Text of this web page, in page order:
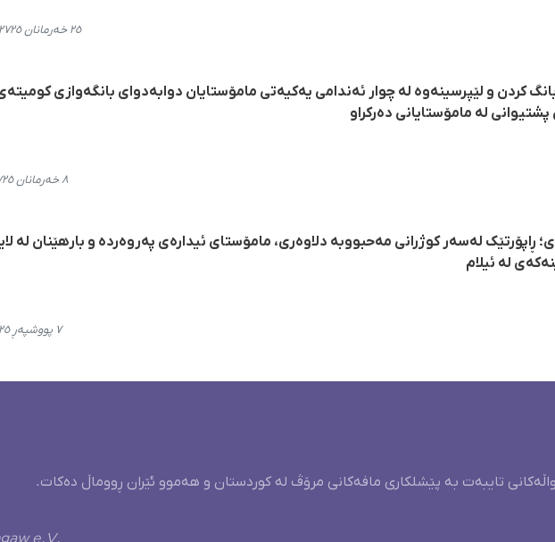
٢٥ خەرمانان ٢٧٢٥، ٢٢:٣٨
کردن و لێپرسینەوە لە چوار ئەندامی یەکیەتی مامۆستایان دوابەدوای بانگەوازی
لە مامۆستایانی دەرکراو
٨ خەرمانان ٢٧٢٥، ١٠:٠٥
ڕاپۆرتێک لەسەر کوژرانی مەحبووبە دلاوەری، مامۆستای ئیدارەی پەروەردە و بارهێنان لە
لە ئیلام
٧ پووشپەڕ ٢٧٢٥، ١٠:٠١
تایبەت بە پێشلکاری مافەکانی مرۆڤ لە کوردستان و هەموو ئێران ڕووماڵ دەکات.